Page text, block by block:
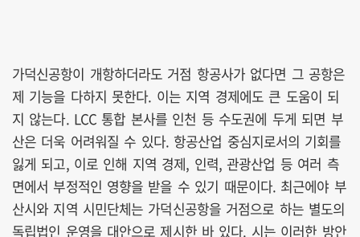
가덕신공항이 개항하더라도 거점 항공사가 없다면 그 공항은
제 기능을 다하지 못한다. 이는 지역 경제에도 큰 도움이 되
지 않는다. LCC 통합 본사를 인천 등 수도권에 두게 되면 부
산은 더욱 어려워질 수 있다. 항공산업 중심지로서의 기회를
잃게 되고, 이로 인해 지역 경제, 인력, 관광산업 등 여러 측
면에서 부정적인 영향을 받을 수 있기 때문이다. 최근에야 부
산시와 지역 시민단체는 가덕신공항을 거점으로 하는 별도의
독립법인 운영을 대안으로 제시한 바 있다. 시는 이러한 방안